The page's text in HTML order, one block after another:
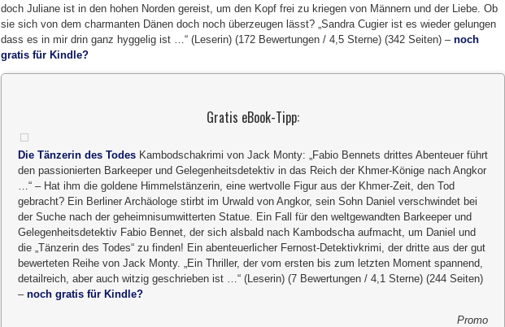
doch Juliane ist in den hohen Norden gereist, um den Kopf frei zu kriegen von Männern und der Liebe. Ob
sie sich von dem charmanten Dänen doch noch überzeugen lässt? „Sandra Cugier ist es wieder gelungen
dass es in mir drin ganz hyggelig ist …“ (Leserin) (172 Bewertungen / 4,5 Sterne) (342 Seiten) – noch
gratis für Kindle?
Gratis eBook-Tipp:
Die Tänzerin des Todes Kambodschakrimi von Jack Monty: „Fabio Bennets drittes Abenteuer führt
den passionierten Barkeeper und Gelegenheitsdetektiv in das Reich der Khmer-Könige nach Angkor
…“ – Hat ihm die goldene Himmelstänzerin, eine wertvolle Figur aus der Khmer-Zeit, den Tod
gebracht? Ein Berliner Archäologe stirbt im Urwald von Angkor, sein Sohn Daniel verschwindet bei
der Suche nach der geheimnisumwitterten Statue. Ein Fall für den weltgewandten Barkeeper und
Gelegenheitsdetektiv Fabio Bennet, der sich alsbald nach Kambodscha aufmacht, um Daniel und
die „Tänzerin des Todes“ zu finden! Ein abenteuerlicher Fernost-Detektivkrimi, der dritte aus der gut
bewerteten Reihe von Jack Monty. „Ein Thriller, der vom ersten bis zum letzten Moment spannend,
detailreich, aber auch witzig geschrieben ist …“ (Leserin) (7 Bewertungen / 4,1 Sterne) (244 Seiten)
– noch gratis für Kindle?
Promo